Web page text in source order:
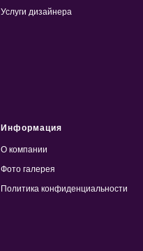
Услуги дизайнера
Информация
О компании
Фото галерея
Политика конфиденциальности